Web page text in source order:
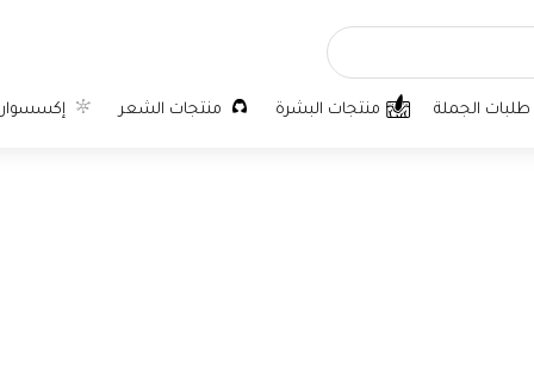
طلبات الجملة منتجات البشرة منتجات الشعر